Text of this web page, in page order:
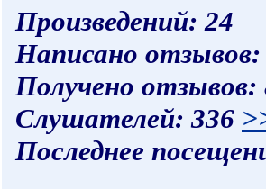
Произведений: 24
Написано
Получено
Слушателей: 336
Последнее